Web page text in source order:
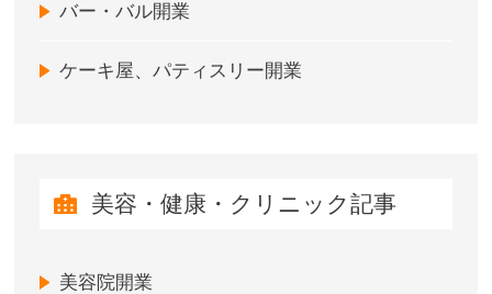
バー・バル開業
ケーキ屋、パティスリー開業
美容・健康・クリニック記事
美容院開業